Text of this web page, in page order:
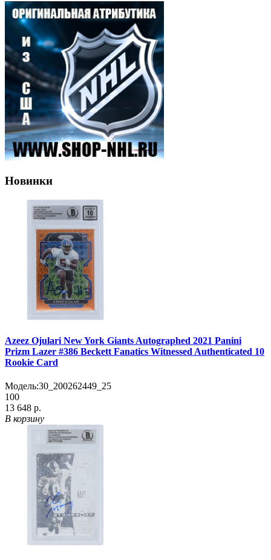
Новинки
Azeez Ojulari New York Giants Autographed 2021 Panini
Prizm Lazer #386 Beckett Fanatics Witnessed Authenticated 10
Rookie Card
Модель:30_200262449_25
100
13 648 р.
В корзину